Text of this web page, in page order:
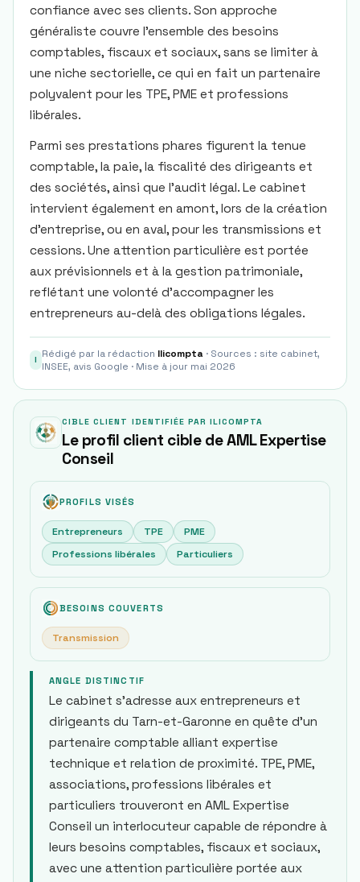
confiance avec ses clients. Son approche
généraliste couvre l'ensemble des besoins
comptables, fiscaux et sociaux, sans se limiter à
une niche sectorielle, ce qui en fait un partenaire
polyvalent pour les TPE, PME et professions
libérales.
Parmi ses prestations phares figurent la tenue
comptable, la paie, la fiscalité des dirigeants et
des sociétés, ainsi que l'audit légal. Le cabinet
intervient également en amont, lors de la création
d'entreprise, ou en aval, pour les transmissions et
cessions. Une attention particulière est portée
aux prévisionnels et à la gestion patrimoniale,
reflétant une volonté d'accompagner les
entrepreneurs au-delà des obligations légales.
I Rédigé par la rédaction Ilicompta · Sources : site cabinet,
INSEE, avis Google · Mise à jour mai 2026
CIBLE CLIENT IDENTIFIÉE PAR ILICOMPTA
Le profil client cible de AML Expertise
Conseil
PROFILS VISÉS
Entrepreneurs TPE
PME
Professions libérales
Particuliers
BESOINS COUVERTS
Transmission
ANGLE DISTINCTIF
Le cabinet s'adresse aux entrepreneurs et
dirigeants du Tarn-et-Garonne en quête d'un
partenaire comptable alliant expertise
technique et relation de proximité. TPE, PME,
associations, professions libérales et
particuliers trouveront en AML Expertise
Conseil un interlocuteur capable de répondre à
leurs besoins comptables, fiscaux et sociaux,
avec une attention particulière portée aux